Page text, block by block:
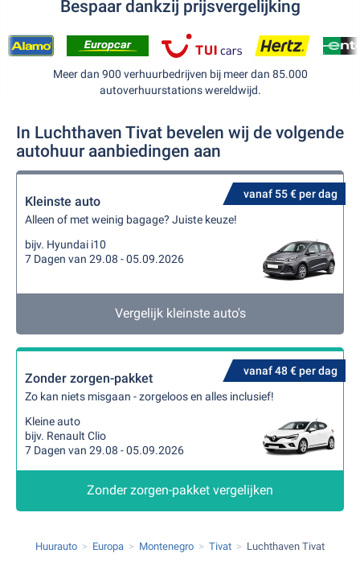
Bespaar dankzij prijsvergelijking
Meer dan 900 verhuurbedrijven bij meer dan 85.000
autoverhuurstations wereldwijd.
In Luchthaven Tivat bevelen wij de volgende
autohuur aanbiedingen aan
vanaf 55 € per dag
Kleinste auto
Alleen of met weinig bagage? Juiste keuze!
bijv. Hyundai i10
7 Dagen van 29.08 - 05.09.2026
Vergelijk kleinste auto's
vanaf 48 € per dag
Zonder zorgen-pakket
Zo kan niets misgaan - zorgeloos en alles inclusief!
Kleine auto
bijv. Renault Clio
7 Dagen van 29.08 - 05.09.2026
Zonder zorgen-pakket vergelijken
Huurauto Europa Montenegro Tivat Luchthaven Tivat